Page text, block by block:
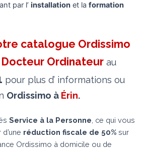
par l’ installation et la formation
catalogue Ordissimo
Ordinateur au
pour plus d’ informations ou
Ordissimo à Érin.
Service à la Personne , ce qui vous
réduction fiscale de 50% sur
Ordissimo à domicile ou de